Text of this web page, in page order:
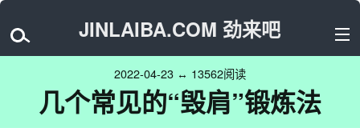
JINLAIBA.COM 劲来吧
2022-04-23 ↔ 13562阅读
几个常见的“毁肩”锻炼法